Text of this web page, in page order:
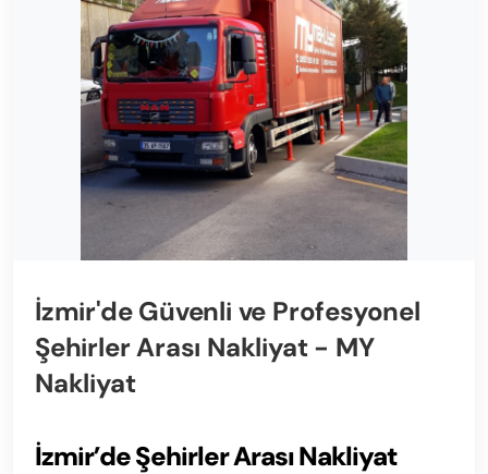
İzmir'de Güvenli ve Profesyonel
Şehirler Arası Nakliyat - MY
Nakliyat
İzmir’de Şehirler Arası Nakliyat